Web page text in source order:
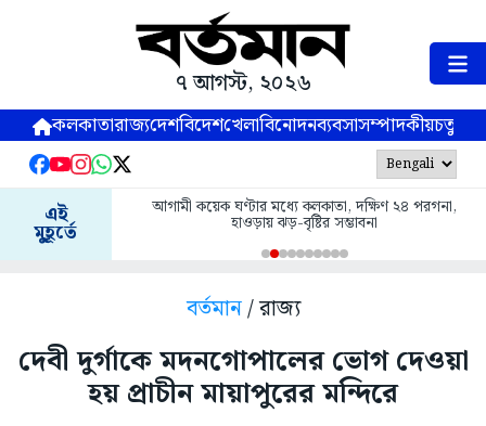
৭ আগস্ট, ২০২৬
কলকাতারাজ্যদেশবিদেশখেলাবিনোদনব্যবসাসম্পাদকীয়
এই
মুহূর্তে
আগামী কয়েক ঘণ্টার মধ্যে কলকাতা, দক্ষিণ ২৪ পরগনা,
হাওড়ায় ঝড়-বৃষ্টির সম্ভাবনা
বর্তমান/ রাজ্য
দেবী দুর্গাকে মদনগোপালের ভোগ দেওয়া
হয় প্রাচীন মায়াপুরের মন্দিরে